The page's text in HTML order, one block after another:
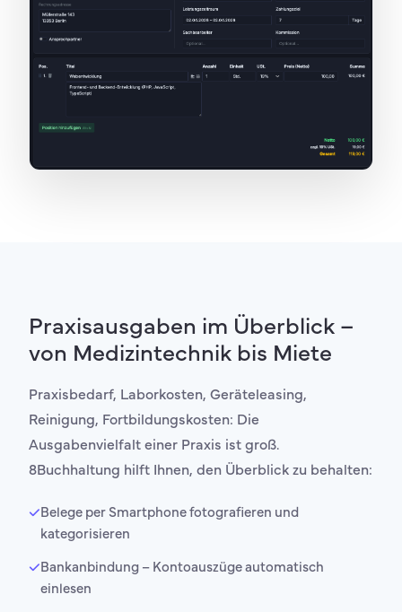
Praxisausgaben im Überblick –
von Medizintechnik bis Miete
Praxisbedarf, Laborkosten, Geräteleasing,
Reinigung, Fortbildungskosten: Die
Ausgabenvielfalt einer Praxis ist groß.
8Buchhaltung hilft Ihnen, den Überblick zu behalten:
Belege per Smartphone fotografieren und
kategorisieren
Bankanbindung – Kontoauszüge automatisch
einlesen